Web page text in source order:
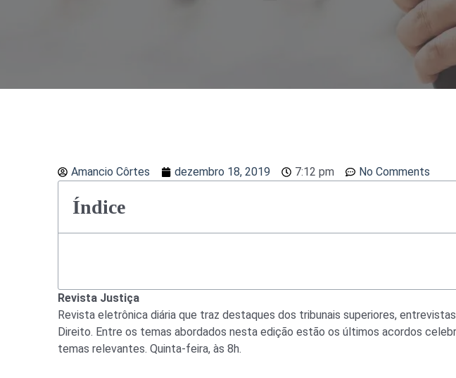
Amancio Côrtes dezembro 18, 2019 7:12 pm No Comments
Índice
Revista Justiça
Revista eletrônica diária que traz destaques dos tribunais superiores,
Direito. Entre os temas abordados nesta edição estão os últimos acordos
temas relevantes. Quinta-feira, às 8h.